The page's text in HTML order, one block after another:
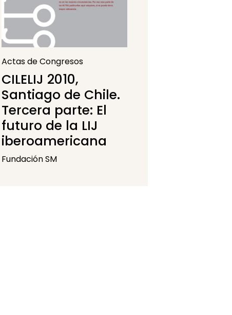
Actas de Congresos
CILELIJ 2010,
Santiago de Chile.
Tercera parte: El
futuro de la LIJ
iberoamericana
Fundación SM